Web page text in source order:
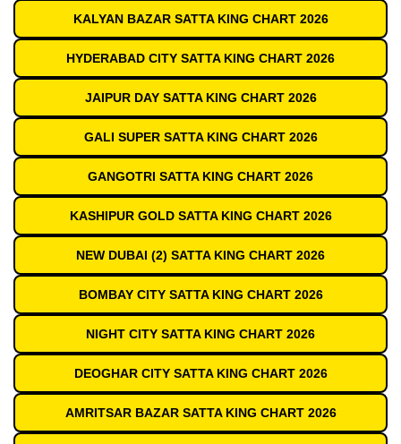
KALYAN BAZAR SATTA KING CHART 2026
HYDERABAD CITY SATTA KING CHART 2026
JAIPUR DAY SATTA KING CHART 2026
GALI SUPER SATTA KING CHART 2026
GANGOTRI SATTA KING CHART 2026
KASHIPUR GOLD SATTA KING CHART 2026
NEW DUBAI (2) SATTA KING CHART 2026
BOMBAY CITY SATTA KING CHART 2026
NIGHT CITY SATTA KING CHART 2026
DEOGHAR CITY SATTA KING CHART 2026
AMRITSAR BAZAR SATTA KING CHART 2026